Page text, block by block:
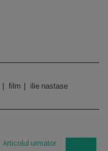
film ilie nastase
Articolul urmator